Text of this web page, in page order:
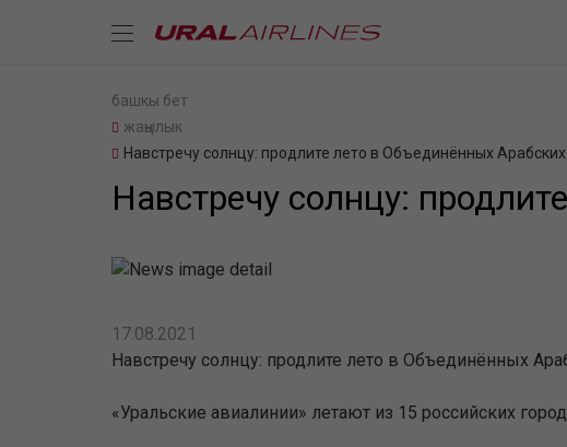
башкы бет
жаңылык
Навстречу солнцу: продлите лето в Объединённых
Навстречу солнцу:
17.08.2021
Навстречу солнцу: продлите лето в Объединённых
«Уральские авиалинии» летают из 15 российских